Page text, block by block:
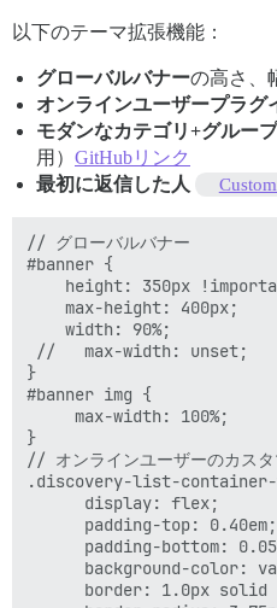
以下のテーマ拡張機能：
グローバルバナーの高さ、
オンラインユーザープラグ
モダンなカテゴリ+グルー
用） GitHubリンク
最初に返信した人
// グローバルバナー
#banner {
height: 350px
    max-height: 400px;
    width: 90%;
//   max-width: unset;
}
#banner img {
     max-width: 100%;
}
// オンラインユーザーのカスタ
.discovery-list-
      display: flex;
      padding-top: 0.40em;
padding-bottom:
background-color:
border: 1.0px solid